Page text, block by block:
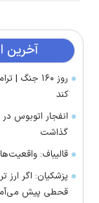
آخرین
روز ۱۶۰
کند
گذاشت
قالیباف:
پزشکیان: اگر
قحطی پیش